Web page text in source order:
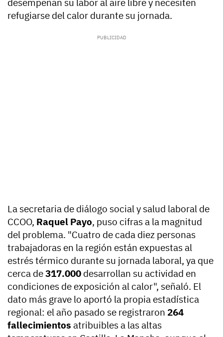
desempeñan su labor al aire libre y necesiten
refugiarse del calor durante su jornada.
La secretaria de diálogo social y salud laboral de
CCOO, Raquel Payo, puso cifras a la magnitud
del problema. "Cuatro de cada diez personas
trabajadoras en la región están expuestas al
estrés térmico durante su jornada laboral, ya que
cerca de317.000 desarrollan su actividad en
condiciones de exposición al calor", señaló. El
dato más grave lo aportó la propia estadística
regional: el año pasado se registraron 264
fallecimientos atribuibles a las altas